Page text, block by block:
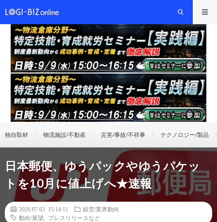
独自取材 物流施設/不動産 災害/事故/不祥事 テクノロジー/製品
日本郵便、ゆうパックやゆうパケッ
トを10月に値上げへ★速報
2026.07.03 15:14:11
経営/業界動向
動向/展望
プレスリリースなど